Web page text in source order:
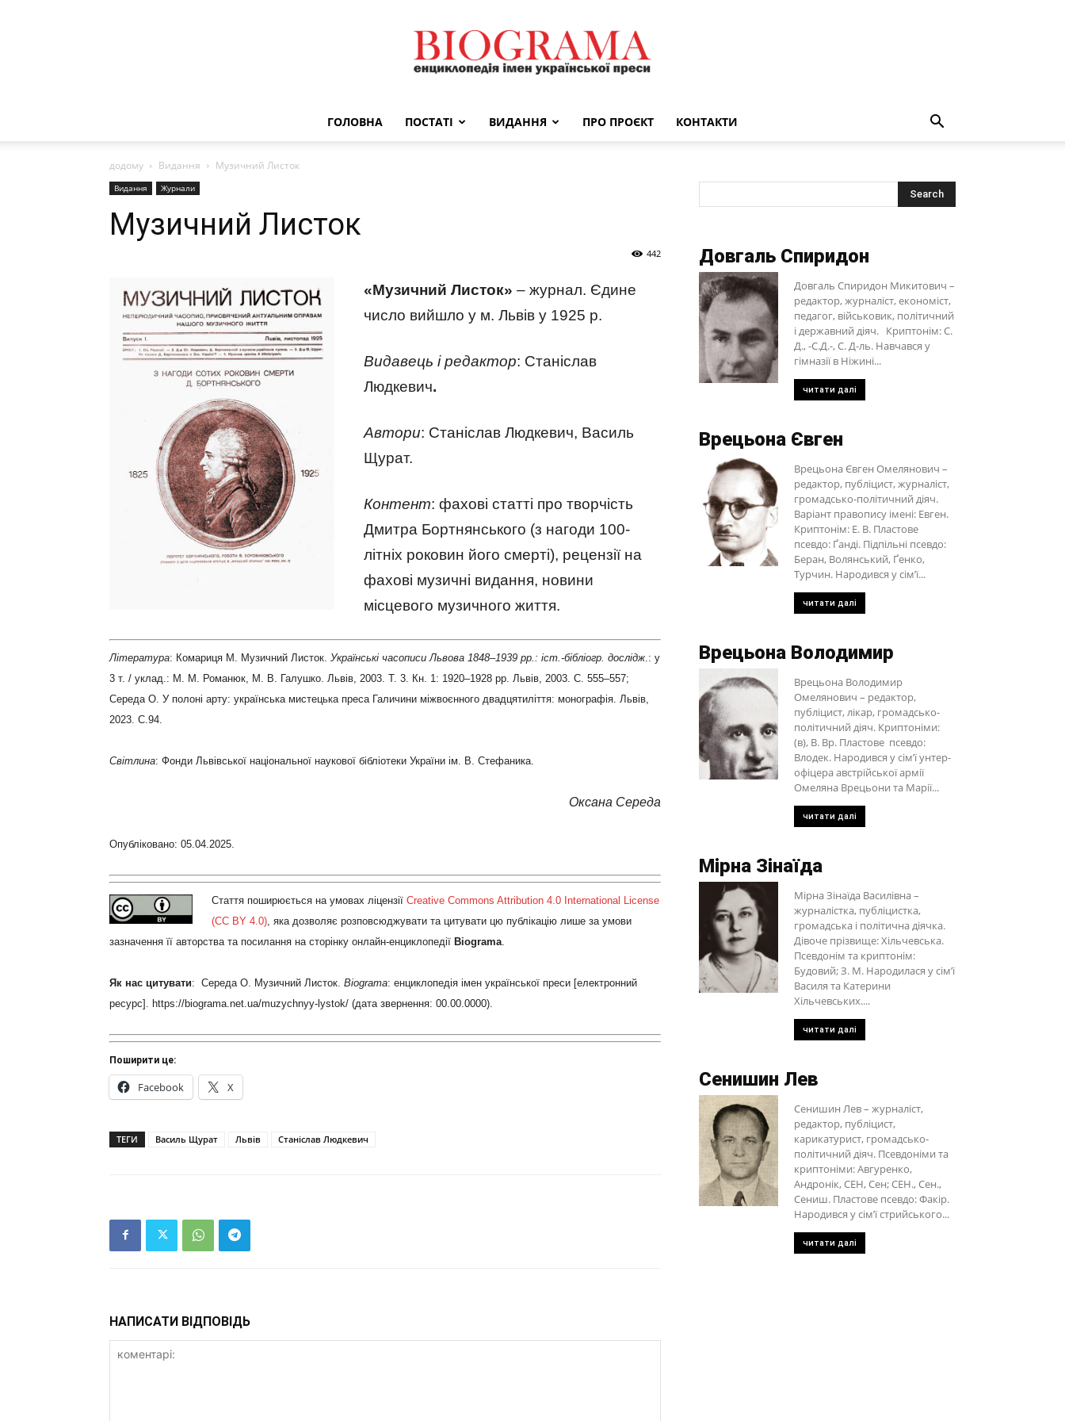
BIOGRAMA
ГОЛОВНА ПОСТАТІ ВИДАННЯ ПРО ПРОЄКТ КОНТАКТИ
додому Видання Музичний Листок
Видання Журнали
Музичний Листок
442
«Музичний Листок» – журнал. Єдине
число вийшло у м. Львів у 1925 р.
Видавець і редактор: Станіслав
Людкевич.
Автори: Станіслав Людкевич, Василь
Щурат.
Контент: фахові статті про творчість
Дмитра Бортнянського (з нагоди 100-
літніх роковин його смерті), рецензії на
фахові музичні видання, новини
місцевого музичного життя.
Література: Комариця М. Музичний Листок. Українські часописи Львова 1848–1939 рр.: іст.-бібліогр. дослідж .: у
3 т. / уклад.: М. М. Романюк, М. В. Галушко. Львів, 2003. Т. 3. Кн. 1: 1920–1928 рр. Львів, 2003. С. 555–557;
Середа О. У полоні арту: українська мистецька преса Галичини міжвоєнного двадцятиліття: монографія. Львів,
2023. С.94.
Світлина: Фонди Львівської національної наукової бібліотеки України ім. В. Стефаника.
Оксана Середа
Опубліковано: 05.04.2025.
Стаття поширюється на умовах ліцензії Creative Commons Attribution 4.0 International License
(CC BY 4.0) , яка дозволяє розповсюджувати та цитувати цю публікацію лише за умови
зазначення її авторства та посилання на сторінку онлайн-енциклопедії Biograma
Як нас цитувати: Середа О. Музичний Листок. Biograma: енциклопедія імен української преси [електронний
ресурс]. https://biograma.net.ua/muzychnyy-lystok/ (дата звернення: 00.00.0000).
Поширити це:
Facebook X
ТЕГИ Василь Щурат Львів Станіслав Людкевич
НАПИСАТИ ВІДПОВІДЬ
Довгаль Спиридон
Довгаль Спиридон Микитович –
редактор, журналіст, економіст,
педагог, військовик, політичний
і державний діяч. Криптонім: С.
Д., -С.Д.-, С. Д-ль. Навчався у
гімназії в Ніжині...
читати далі
Врецьона Євген
Врецьона Євген Омелянович –
редактор, публіцист, журналіст,
громадсько-політичний діяч.
Варіант правопису імені: Евген.
Криптонім: Е. В. Пластове
псевдо: Ґанді. Підпільні псевдо:
Беран, Волянський, Ґенко,
Турчин. Народився у сім’ї...
читати далі
Врецьона Володимир
Врецьона Володимир
Омелянович – редактор,
публіцист, лікар, громадсько-
політичний діяч. Криптоніми:
(в), В. Вр. Пластове псевдо:
Влодек. Народився у сім’ї унтер-
офіцера австрійської армії
Омеляна Врецьони та Марії...
читати далі
Мірна Зінаїда
Мірна Зінаїда Василівна –
журналістка, публіцистка,
громадська і політична діячка.
Дівоче прізвище: Хільчевська.
Псевдонім та криптонім:
Будовий; З. М. Народилася у сім’ї
Василя та Катерини
Хільчевських....
читати далі
Сенишин Лев
Сенишин Лев – журналіст,
редактор, публіцист,
карикатурист, громадсько-
політичний діяч. Псевдоніми та
криптоніми: Авгуренко,
Андронік, СЕН, Сен; СЕН., Сен.,
Сениш. Пластове псевдо: Факір.
Народився у сім’ї стрийського...
читати далі